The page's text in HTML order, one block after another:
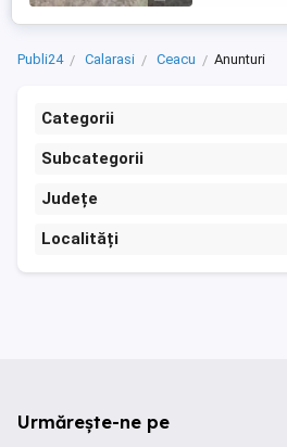
Publi24 Calarasi Ceacu Anunturi
Categorii
Subcategorii
Județe
Localități
Urmărește-ne pe